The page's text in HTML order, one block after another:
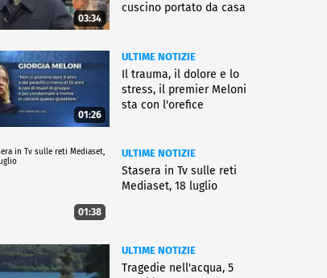
03:34
cuscino portato da casa
01:26
ULTIME NOTIZIE
Il trauma, il dolore e lo
stress, il premier Meloni
sta con l'orefice
01:38
ULTIME NOTIZIE
Stasera in Tv sulle reti
Mediaset, 18 luglio
ULTIME NOTIZIE
Tragedie nell'acqua, 5